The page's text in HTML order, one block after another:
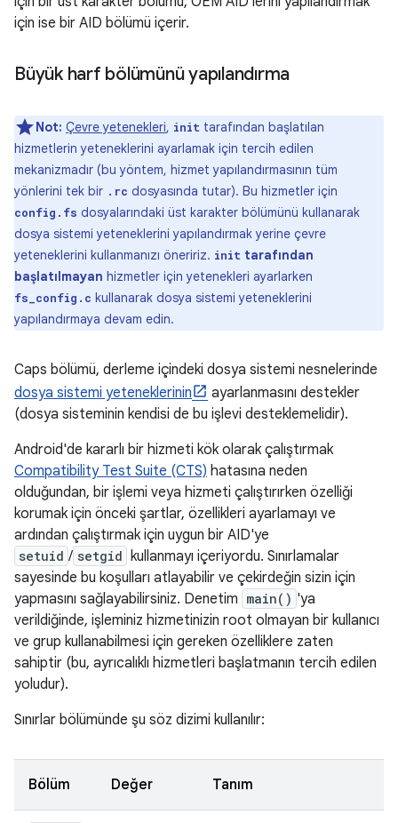
için ise bir AID bölümü içerir.
Büyük harf bölümünü yapılandırma
Not: Çevre yetenekleri, init tarafından başlatılan
hizmetlerin yeteneklerini ayarlamak için tercih edilen
mekanizmadır (bu yöntem, hizmet yapılandırmasının tüm
yönlerini tek bir .rc dosyasında tutar). Bu hizmetler için
config.fs dosyalarındaki üst karakter bölümünü kullanarak
dosya sistemi yeteneklerini yapılandırmak yerine çevre
yeteneklerini kullanmanızı öneririz. init tarafından
başlatılmayan hizmetler için yetenekleri ayarlarken
fs_config.c kullanarak dosya sistemi yeteneklerini
yapılandırmaya devam edin.
Caps bölümü, derleme içindeki dosya sistemi nesnelerinde
dosya sistemi yeteneklerinin
ayarlanmasını destekler
(dosya sisteminin kendisi de bu işlevi desteklemelidir).
Android'de kararlı bir hizmeti kök olarak çalıştırmak
Compatibility Test Suite (CTS) hatasına neden
olduğundan, bir işlemi veya hizmeti çalıştırırken özelliği
korumak için önceki şartlar, özellikleri ayarlamayı ve
ardından çalıştırmak için uygun bir AID'ye
setuid / setgid kullanmayı içeriyordu. Sınırlamalar
sayesinde bu koşulları atlayabilir ve çekirdeğin sizin için
yapmasını sağlayabilirsiniz. Denetim main() 'ya
verildiğinde, işleminiz hizmetinizin root olmayan bir kullanıcı
ve grup kullanabilmesi için gereken özelliklere zaten
sahiptir (bu, ayrıcalıklı hizmetleri başlatmanın tercih edilen
yoludur).
Sınırlar bölümünde şu söz dizimi kullanılır:
Bölüm Değer Tanım